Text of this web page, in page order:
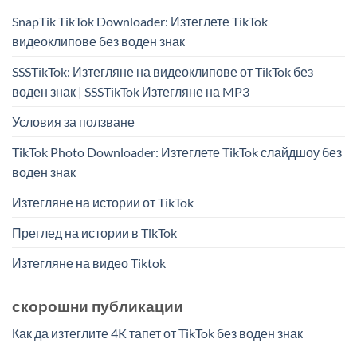
SnapTik TikTok Downloader: Изтеглете TikTok
видеоклипове без воден знак
SSSTikTok: Изтегляне на видеоклипове от TikTok без
воден знак | SSSTikTok Изтегляне на MP3
Условия за ползване
TikTok Photo Downloader: Изтеглете TikTok слайдшоу без
воден знак
Изтегляне на истории от TikTok
Преглед на истории в TikTok
Изтегляне на видео Tiktok
скорошни публикации
Как да изтеглите 4K тапет от TikTok без воден знак